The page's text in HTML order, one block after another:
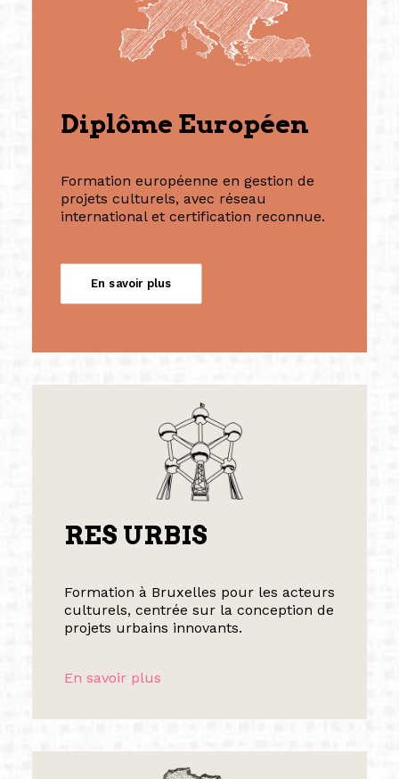
Diplôme Européen
Formation européenne en gestion de
projets culturels, avec réseau
international et certification reconnue.
En savoir plus
RES URBIS
Formation à Bruxelles pour les acteurs
culturels, centrée sur la conception de
projets urbains innovants.
En savoir plus